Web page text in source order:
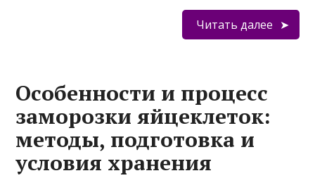
Читать далее
Особенности и процесс
заморозки яйцеклеток:
методы, подготовка и
условия хранения